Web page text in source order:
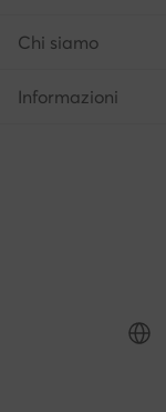
Chi siamo
Informazioni